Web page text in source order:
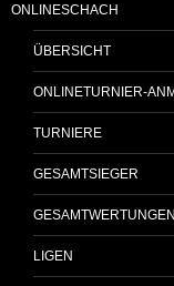
ONLINESCHACH
ÜBERSICHT
ONLINETURNIER-
TURNIERE
GESAMTSIEGER
GESAMTWERTUNGEN
LIGEN